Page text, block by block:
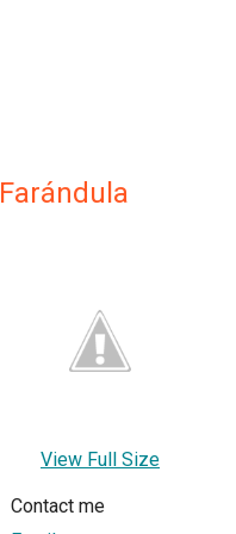
Farándula
View Full Size
Contact me